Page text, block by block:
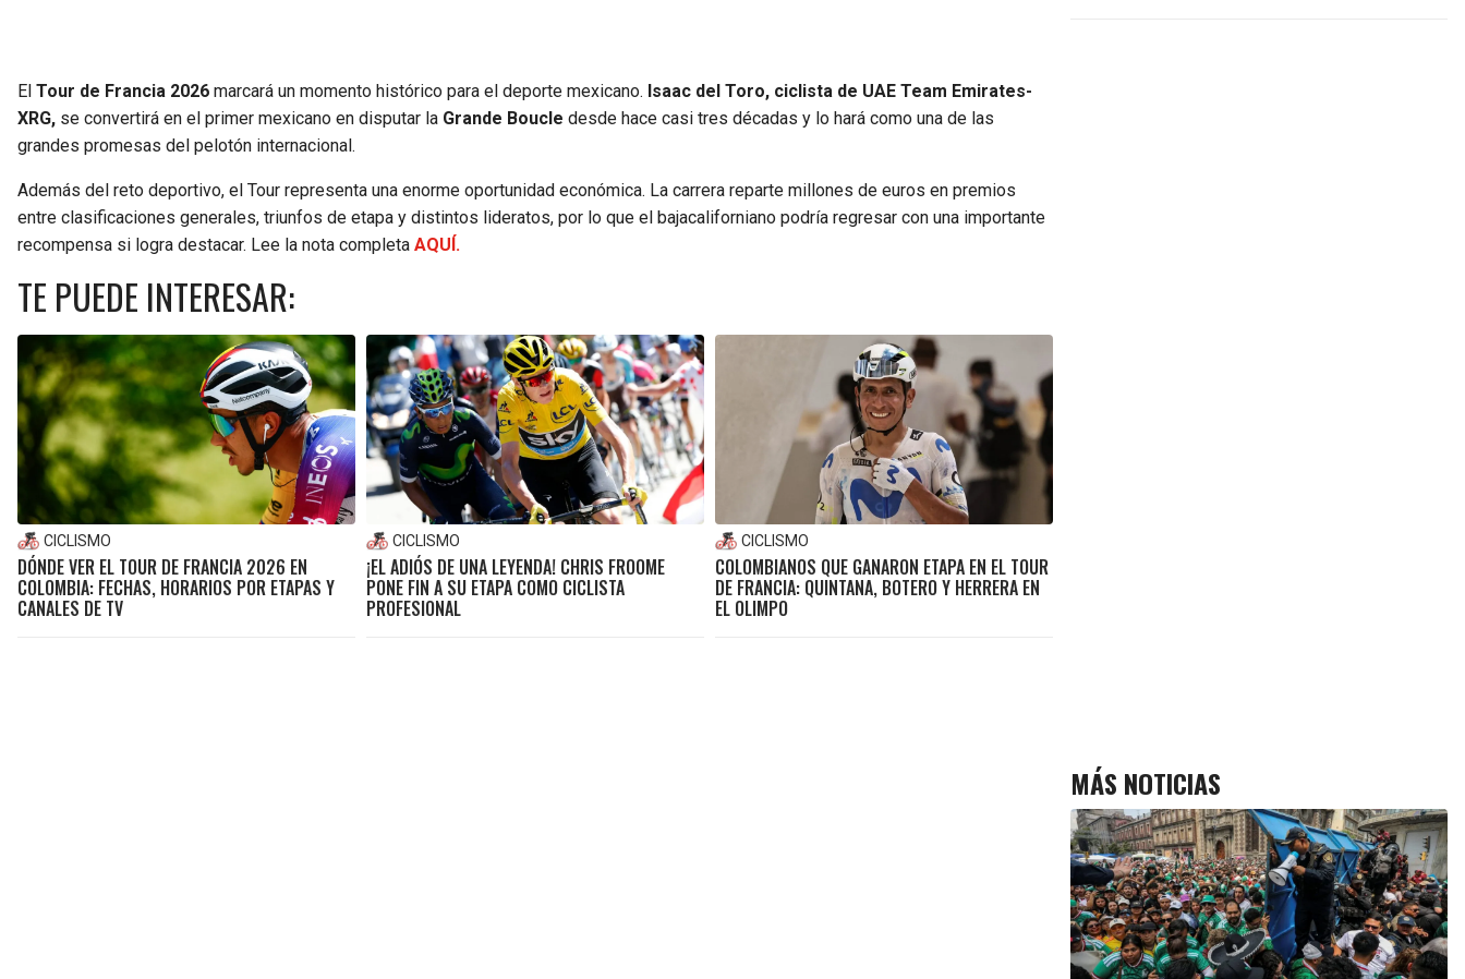
El Tour de Francia 2026 marcará un momento histórico para el deporte mexicano. Isaac del Toro, ciclista de UAE Team Emirates-
XRG, se convertirá en el primer mexicano en disputar la Grande Boucle desde hace casi tres décadas y lo hará como una de las
grandes promesas del pelotón internacional.
Además del reto deportivo, el Tour representa una enorme oportunidad económica. La carrera reparte millones de euros en premios
entre clasificaciones generales, triunfos de etapa y distintos lideratos, por lo que el bajacaliforniano podría regresar con una importante
recompensa si logra destacar. Lee la nota completa AQUÍ.
TE PUEDE INTERESAR:
CICLISMO
DÓNDE VER EL TOUR DE FRANCIA 2026 EN
COLOMBIA: FECHAS, HORARIOS POR ETAPAS Y
CANALES DE TV
CICLISMO
¡EL ADIÓS DE UNA LEYENDA! CHRIS FROOME
PONE FIN A SU ETAPA COMO CICLISTA
PROFESIONAL
CICLISMO
COLOMBIANOS QUE GANARON ETAPA EN EL TOUR
DE FRANCIA: QUINTANA, BOTERO Y HERRERA EN
EL OLIMPO
MÁS NOTICIAS